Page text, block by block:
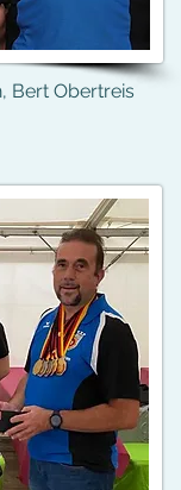
Bert Obertreis